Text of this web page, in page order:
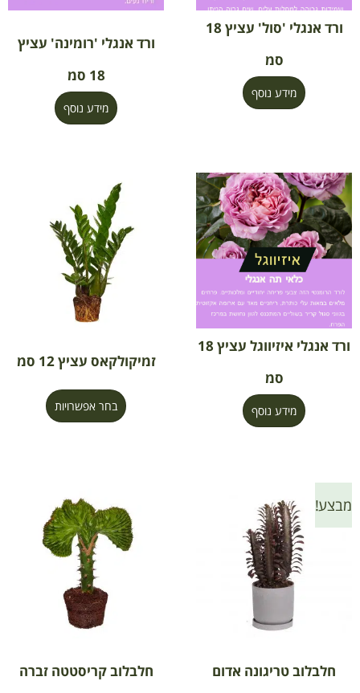
ורד אנגלי 'סול' עציץ 18
סמ
מידע נוסף
ורד אנגלי 'רומינה' עציץ
18 סמ
מידע נוסף
ורד אנגלי איזיווגל עציץ 18
סמ
מידע נוסף
זמיקולקאס עציץ 12 סמ
בחר אפשרויות
מבצע!
חלבלוב טריגונה אדום
חלבלוב קריסטטה זברה